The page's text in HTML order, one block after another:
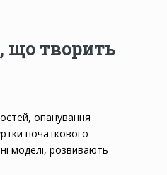
що творить
опанування
початкового
моделі, розвивають